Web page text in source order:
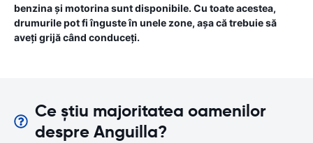
benzina și motorina sunt disponibile. Cu toate acestea,
drumurile pot fi înguste în unele zone, așa că trebuie să
aveți grijă când conduceți.
Ce știu majoritatea oamenilor
despre Anguilla?